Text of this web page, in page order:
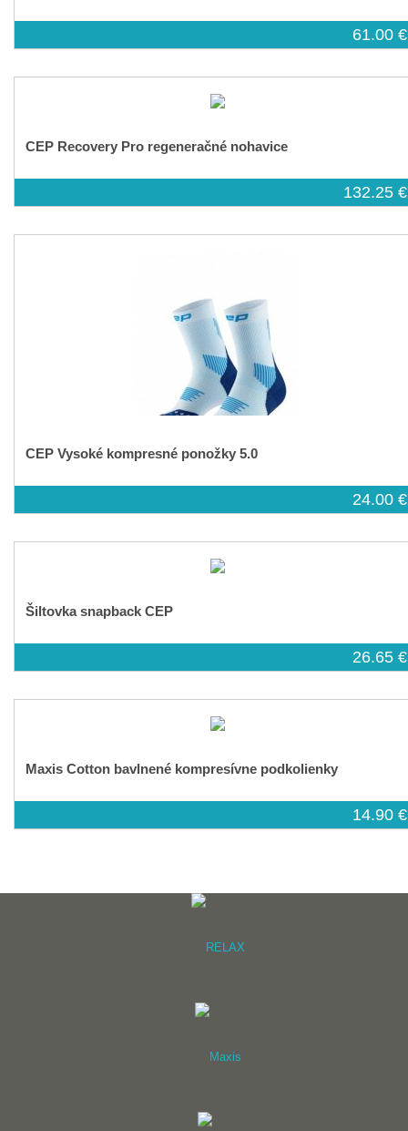
61.00 €
CEP Recovery Pro regeneračné nohavice
132.25 €
CEP Vysoké kompresné ponožky 5.0
24.00 €
Šiltovka snapback CEP
26.65 €
Maxis Cotton bavlnené kompresívne podkolienky
14.90 €